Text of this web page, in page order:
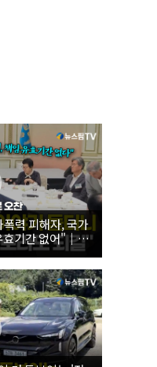
력 피해자, 국가
기간 없어"｜
로 오찬